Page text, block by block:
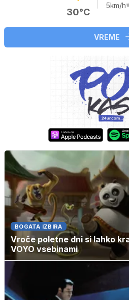
30°C
5km/h
VREME
BOGATA IZBIRA
Vroče poletne dni si lahko
VOYO vsebinami